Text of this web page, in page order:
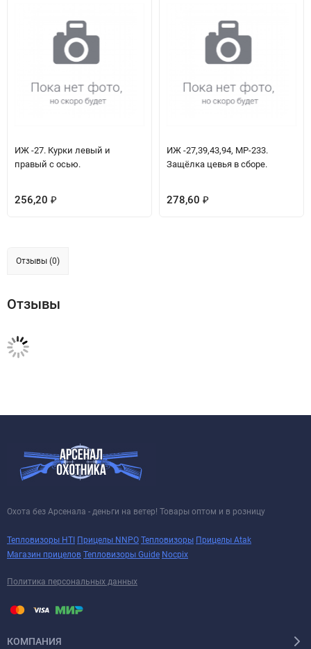
ИЖ -27. Курки левый и
правый с осью.
256,20 ₽
ИЖ -27,39,43,94, МР-233.
Защёлка цевья в сборе.
278,60 ₽
Отзывы (0)
Отзывы
Охота без Арсенала - деньги на ветер! Товары оптом и в розницу
Тепловизоры HTI Прицелы NNPO Тепловизоры Прицелы Atak
Магазин прицелов Тепловизоры Guide Nocpix
Политика персональных данных
КОМПАНИЯ